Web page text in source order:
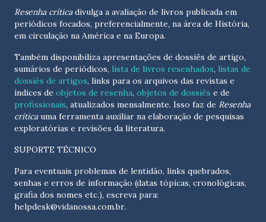
Resenha críticadivulga a avaliação de livros publicada em
periódicos focados, preferencialmente, na área de História,
em circulação na América e na Europa.
Também disponibiliza apresentações de dossiês de artigo,
sumários de periódicos, lista de livros resenhados, listas de
dossiês de artigos, links para os arquivos das revistas e
índices de objetos de resenha, objetos de dossiês e de
profissionais, atualizados mensalmente. Isso faz de Resenha
críticauma ferramenta auxiliar na elaboração de pesquisas
exploratórias e revisões da literatura.
SUPORTE TÉCNICO
Para eventuais problemas de lentidão, links quebrados,
senhas e erros de informação (datas tópicas, cronológicas,
helpdesk@vidanossa.com.br.